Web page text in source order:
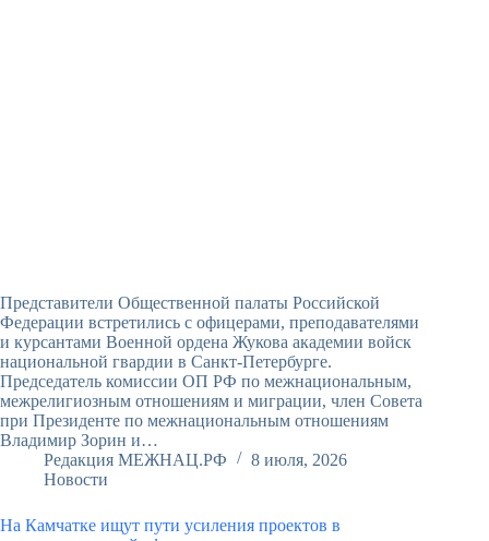
Представители Общественной палаты Российской
Федерации встретились с офицерами, преподавателями
и курсантами Военной ордена Жукова академии войск
национальной гвардии в Санкт-Петербурге.
Председатель комиссии ОП РФ по межнациональным,
межрелигиозным отношениям и миграции, член Совета
при Президенте по межнациональным отношениям
Владимир Зорин и…
Редакция МЕЖНАЦ.РФ
8 июля, 2026
Новости
На Камчатке ищут пути усиления проектов в